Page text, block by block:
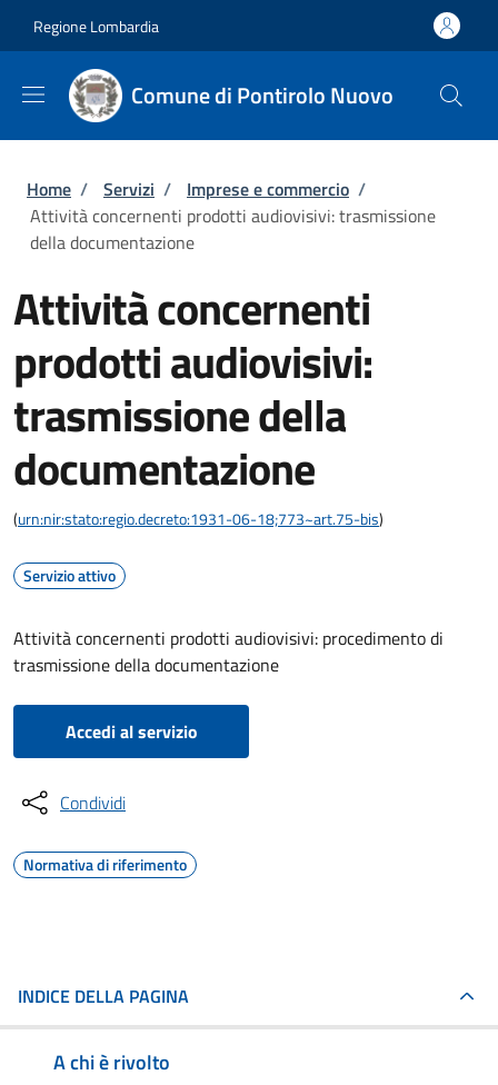
Regione Lombardia
Comune di Pontirolo Nuovo
Briciole di pane
Home / Servizi / Imprese e commercio /
Attività concernenti prodotti audiovisivi: trasmissione
della documentazione
Attività concernenti
prodotti audiovisivi:
trasmissione della
documentazione
(urn:nir:stato:regio.decreto:1931-06-18;773~art.75-bis)
Servizio attivo
Attività concernenti prodotti audiovisivi: procedimento di
trasmissione della documentazione
Accedi al servizio
Condividi
Normativa di riferimento
INDICE DELLA PAGINA
A chi è rivolto